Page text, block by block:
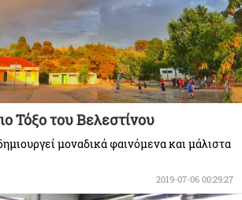
Τόξο του Βελεστίνου
μοναδικά φαινόμενα και μάλιστα
2019-07-06 00:29:27